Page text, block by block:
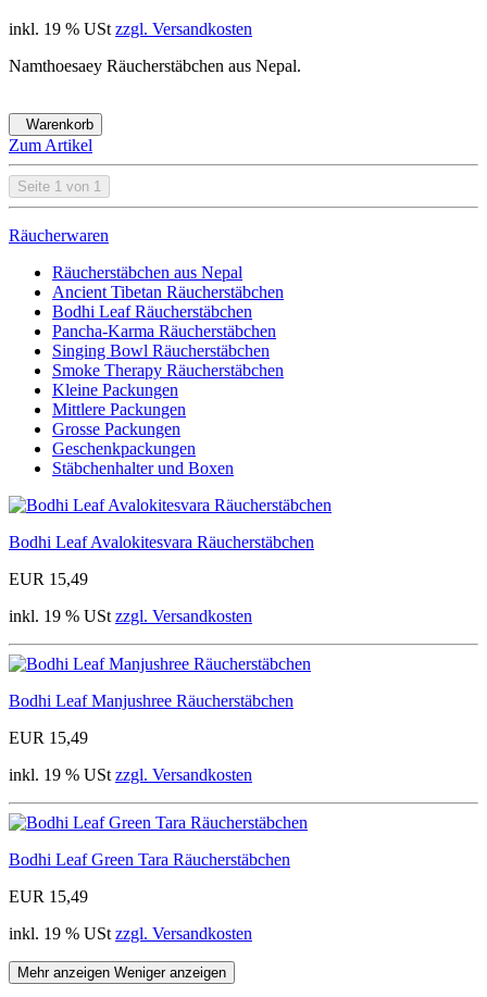
inkl. 19 % USt zzgl. Versandkosten
Namthoesaey Räucherstäbchen aus Nepal.
Warenkorb
Zum Artikel
Seite 1 von 1
Räucherwaren
Räucherstäbchen aus Nepal
Ancient Tibetan Räucherstäbchen
Bodhi Leaf Räucherstäbchen
Pancha-Karma Räucherstäbchen
Singing Bowl Räucherstäbchen
Smoke Therapy Räucherstäbchen
Kleine Packungen
Mittlere Packungen
Grosse Packungen
Geschenkpackungen
Stäbchenhalter und Boxen
Bodhi Leaf Avalokitesvara Räucherstäbchen
EUR 15,49
inkl. 19 % USt zzgl. Versandkosten
Bodhi Leaf Manjushree Räucherstäbchen
EUR 15,49
inkl. 19 % USt zzgl. Versandkosten
Bodhi Leaf Green Tara Räucherstäbchen
EUR 15,49
inkl. 19 % USt zzgl. Versandkosten
Mehr anzeigen Weniger anzeigen